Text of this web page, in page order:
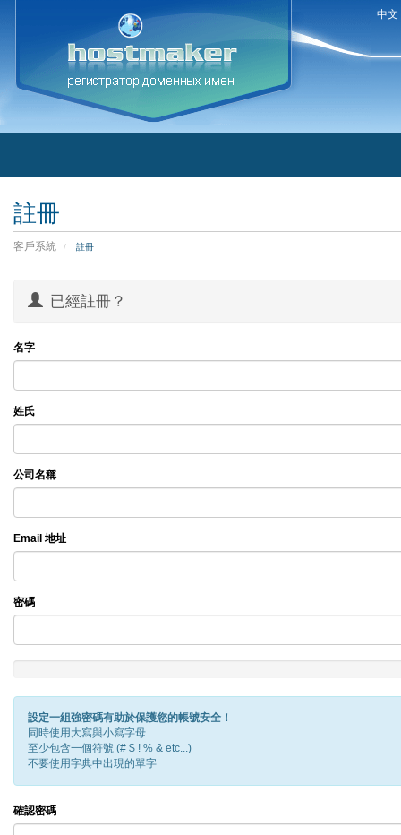
中文
註冊
客戶系統 註冊
已經註冊？
名字
姓氏
公司名稱
Email 地址
密碼
0%設定一組強密碼有助於保護您的帳號安全！
同時使用大寫與小寫字母
至少包含一個符號 (# $ ! % & etc...)
不要使用字典中出現的單字
確認密碼